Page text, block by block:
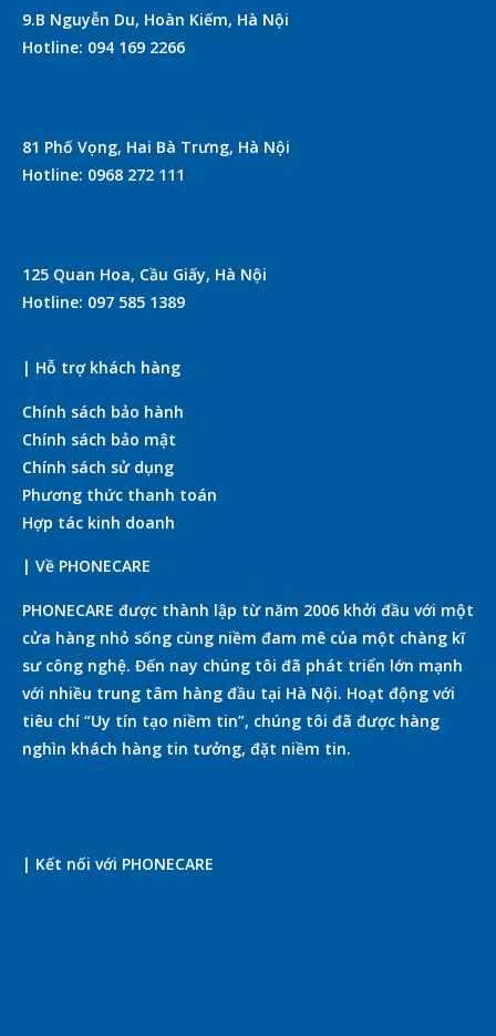
9.B Nguyễn Du, Hoàn Kiếm, Hà Nội
Hotline: 094 169 2266
81 Phố Vọng, Hai Bà Trưng, Hà Nội
Hotline: 0968 272 111
125 Quan Hoa, Cầu Giấy, Hà Nội
Hotline: 097 585 1389
| Hỗ trợ khách hàng
Chính sách bảo hành
Chính sách bảo mật
Chính sách sử dụng
Phương thức thanh toán
Hợp tác kinh doanh
| Về PHONECARE
PHONECARE được thành lập từ năm 2006 khởi đầu với một
cửa hàng nhỏ sống cùng niềm đam mê của một chàng kĩ
sư công nghệ. Đến nay chúng tôi đã phát triển lớn mạnh
với nhiều trung tâm hàng đầu tại Hà Nội. Hoạt động với
tiêu chí “Uy tín tạo niềm tin”, chúng tôi đã được hàng
nghìn khách hàng tin tưởng, đặt niềm tin.
| Kết nối với PHONECARE